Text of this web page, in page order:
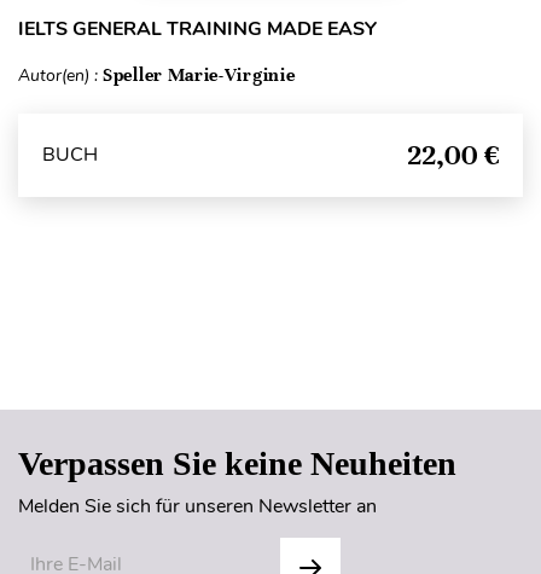
IELTS GENERAL TRAINING MADE EASY
Autor(en) : Speller Marie-Virginie
BUCH 22,00 €
Verpassen Sie keine Neuheiten
Melden Sie sich für unseren Newsletter an